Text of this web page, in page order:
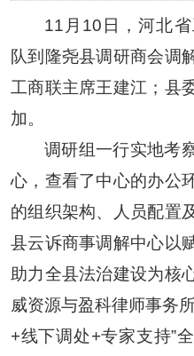
11月10日，河北
队到隆尧县调研商会调
工商联主席王建江；县
加。
调研组一行实地考
心，查看了中心的办公
的组织架构、人员配置
县云诉商事调解中心以
助力全县法治建设为核
威资源与盈科律师事务
+线下调处+专家支持”